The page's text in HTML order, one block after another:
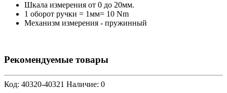
Шкала измерения от 0 до 20мм.
1 оборот ручки = 1мм= 10 Nm
Механизм измерения - пружинный
Рекомендуемые товары
Код: 40320-40321 Наличие: 0